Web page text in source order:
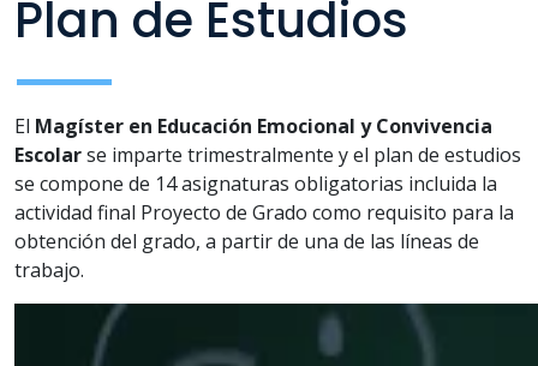
Plan de Estudios
El Magíster en Educación Emocional y Convivencia
Escolarse imparte trimestralmente y el plan de estudios
se compone de 14 asignaturas obligatorias incluida la
actividad final Proyecto de Grado como requisito para la
obtención del grado, a partir de una de las líneas de
trabajo.